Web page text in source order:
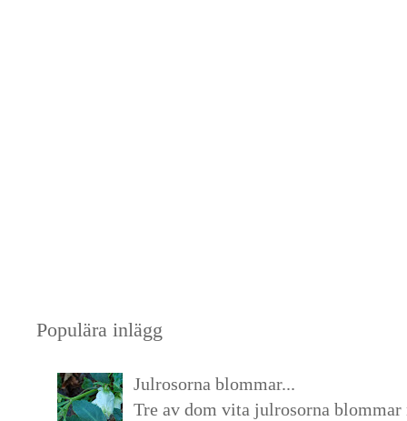
Populära inlägg
Julrosorna blommar...
Tre av dom vita julrosorna blommar